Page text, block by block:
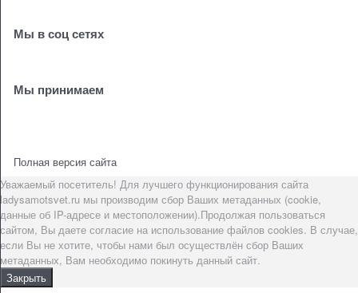
Мы в соц сетях
Мы принимаем
Полная версия сайта
Уважаемый посетитель! Для лучшего функционирования сайта
ladysamotsvet.ru мы производим сбор Ваших метаданных (cookie,
данные об IP-адресе и местоположении).Продолжая пользоваться
сайтом, Вы даете согласие на использование файлов cookies. В случае,
если Вы не хотите, чтобы нами был осуществлён сбор Ваших
метаданных, Вам необходимо покинуть данный сайт.
Закрыть